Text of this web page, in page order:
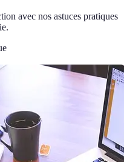
avec nos astuces pratiques